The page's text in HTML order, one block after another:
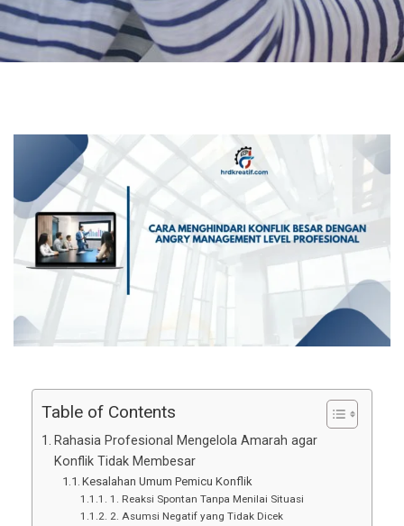
Table of Contents
Rahasia Profesional Mengelola Amarah agar
Konflik Tidak Membesar
Kesalahan Umum Pemicu Konflik
1. Reaksi Spontan Tanpa Menilai Situasi
2. Asumsi Negatif yang Tidak Dicek